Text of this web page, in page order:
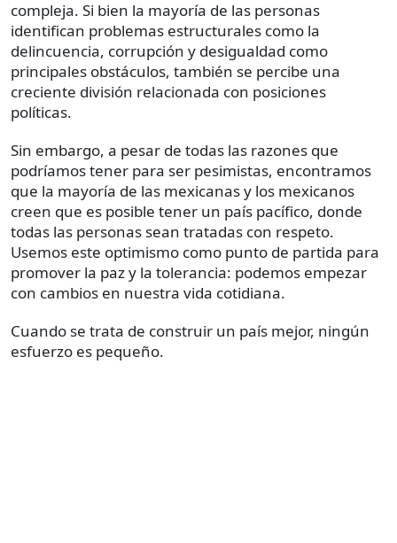
compleja. Si bien la mayoría de las personas
identifican problemas estructurales como la
delincuencia, corrupción y desigualdad como
principales obstáculos, también se percibe una
creciente división relacionada con posiciones
políticas.
Sin embargo, a pesar de todas las razones que
podríamos tener para ser pesimistas, encontramos
que la mayoría de las mexicanas y los mexicanos
creen que es posible tener un país pacífico, donde
todas las personas sean tratadas con respeto.
Usemos este optimismo como punto de partida para
promover la paz y la tolerancia: podemos empezar
con cambios en nuestra vida cotidiana.
Cuando se trata de construir un país mejor, ningún
esfuerzo es pequeño.